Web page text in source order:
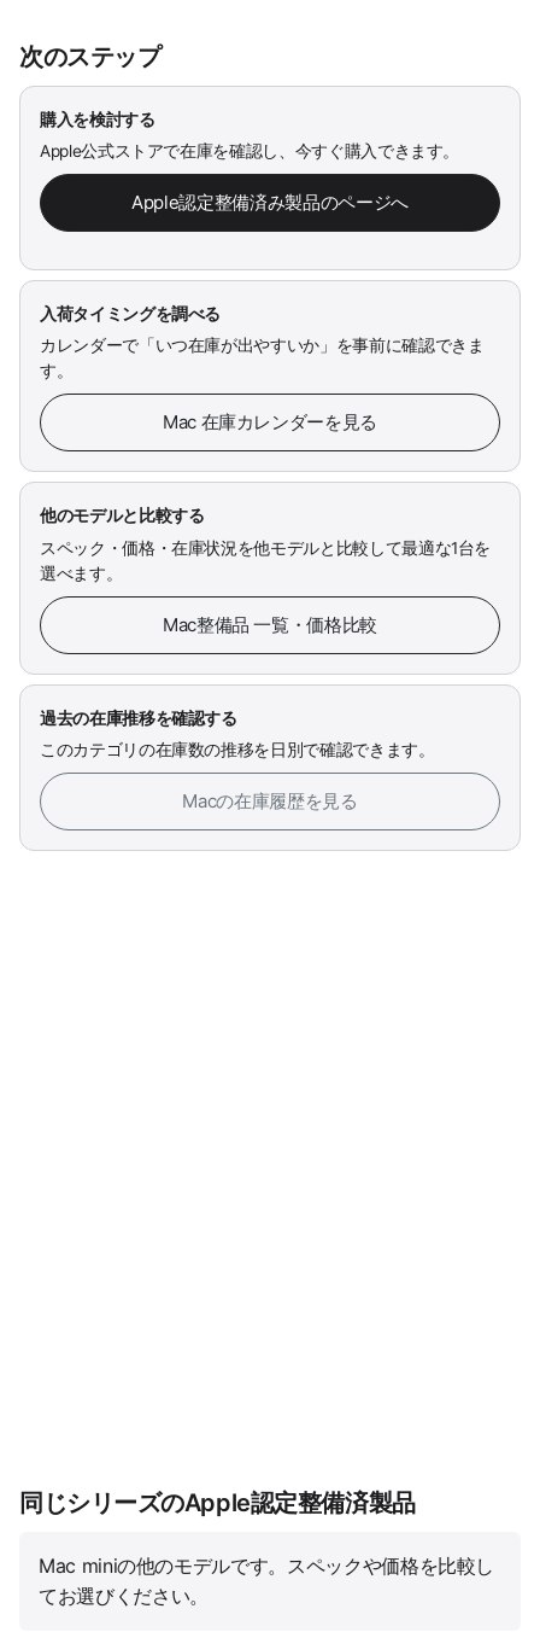
次のステップ
購入を検討する
Apple公式ストアで在庫を確認し、今すぐ購入できます。
Apple認定整備済み製品のページへ
入荷タイミングを調べる
カレンダーで「いつ在庫が出やすいか」を事前に確認できま
す。
Mac 在庫カレンダーを見る
他のモデルと比較する
スペック・価格・在庫状況を他モデルと比較して最適な1台を
選べます。
Mac整備品 一覧・価格比較
過去の在庫推移を確認する
このカテゴリの在庫数の推移を日別で確認できます。
Macの在庫履歴を見る
同じシリーズのApple認定整備済製品
Mac miniの他のモデルです。スペックや価格を比較し
てお選びください。